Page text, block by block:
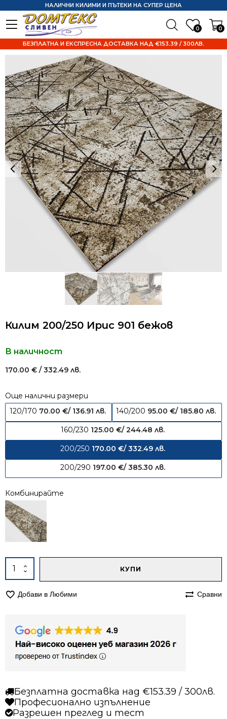
0 0
НАЛИЧНИ КИЛИМИ И ПЪТЕКИ НА СУПЕР ЦЕНА
БЕЗПЛАТНА И ЕКСПРЕСНА ДОСТАВКА НАД €153.39 / 300ЛВ.
Килим 200/250 Ирис 901 бежов
В наличност
170.00 € / 332.49 лв.
Още налични размери
120/170 70.00 €/ 136.91 лв. 140/200 95.00€/ 185.80 лв.
160/230 125.00 €/ 244.48 лв.
200/250 170.00 €/ 332.49 лв.
200/290 197.00 €/ 385.30 лв.
Комбинирайте
количество
за
200/250
бежов
КУПИ
Добави в Любими Сравни
Безплатна доставка над €153.39 / 300лв.
Професионално изпълнение
Разрешен преглед и тест